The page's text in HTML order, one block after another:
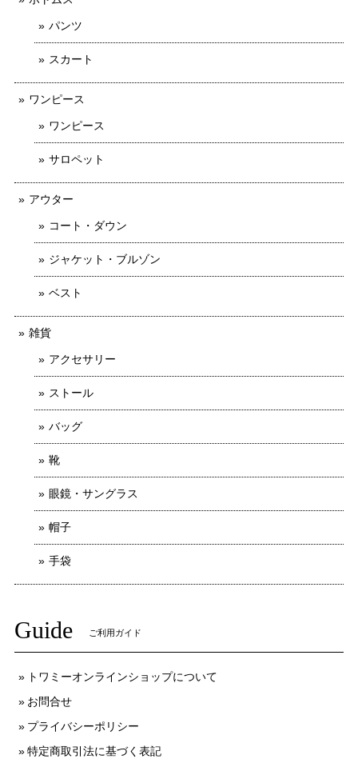
パンツ
スカート
ワンピース
ワンピース
サロペット
アウター
コート・ダウン
ジャケット・ブルゾン
ベスト
雑貨
アクセサリー
ストール
バッグ
靴
眼鏡・サングラス
帽子
手袋
Guide ご利用ガイド
トワミーオンラインショップについて
お問合せ
プライバシーポリシー
特定商取引法に基づく表記